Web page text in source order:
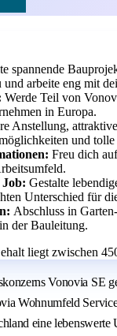
spannende
und arbeite eng mit
Werde Teil von
in Europa.
Anstellung,
und
Freu dich
Gestalte
Unterschied für
Abschluss in
der Bauleitung.
liegt zwischen
Vonovia SE
Wohnumfeld
eine